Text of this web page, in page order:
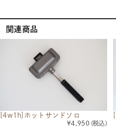
関連商品
[4w1h]ホットサンドソロ
¥4,950 (税込)